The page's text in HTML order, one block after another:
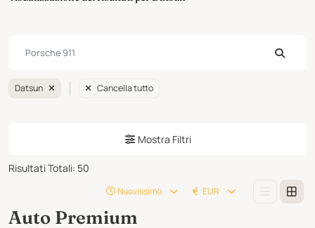
Datsun Cancella tutto
Mostra Filtri
Risultati Totali: 50
Nuovissimo EUR
Auto Premium